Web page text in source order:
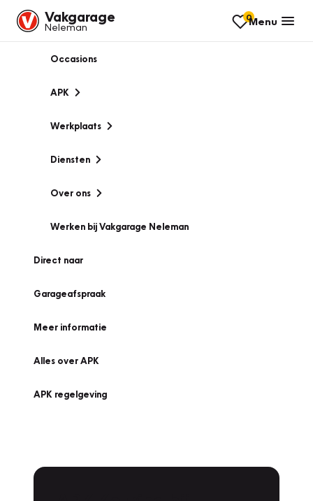
Vakgarage
Neleman
0Menu
Occasions
APK
Werkplaats
Diensten
Over ons
Werken bij Vakgarage Neleman
Direct naar
Garageafspraak
Meer informatie
Alles over APK
APK regelgeving